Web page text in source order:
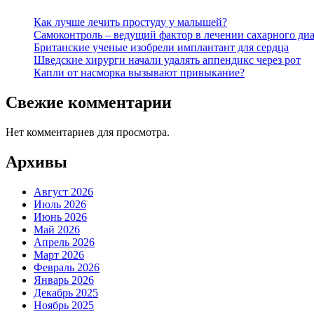
Как лучше лечить простуду у малышей?
Самоконтроль – ведущий фактор в лечении сахарного
Британские ученые изобрели имплантант для сердца
Шведские хирурги начали удалять аппендикс через рот
Капли от насморка вызывают привыкание?
Свежие комментарии
Нет комментариев для просмотра.
Архивы
Август 2026
Июль 2026
Июнь 2026
Май 2026
Апрель 2026
Март 2026
Февраль 2026
Январь 2026
Декабрь 2025
Ноябрь 2025